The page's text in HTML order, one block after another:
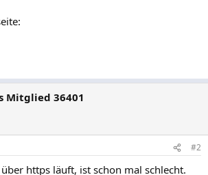
Mitglied 36401
#2
https läuft, ist schon mal schlecht.